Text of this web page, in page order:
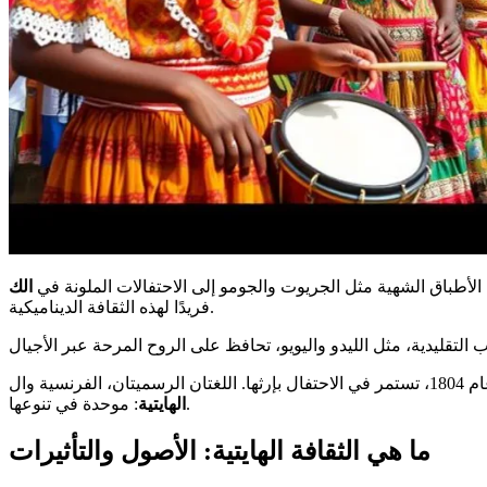
الشهية مثل الجريوت والجومو إلى الاحتفالات الملونة في
فريدًا لهذه الثقافة الديناميكية.
الهايتية : موحدة في تنوعها.
ما هي الثقافة الهايتية: الأصول والتأثيرات